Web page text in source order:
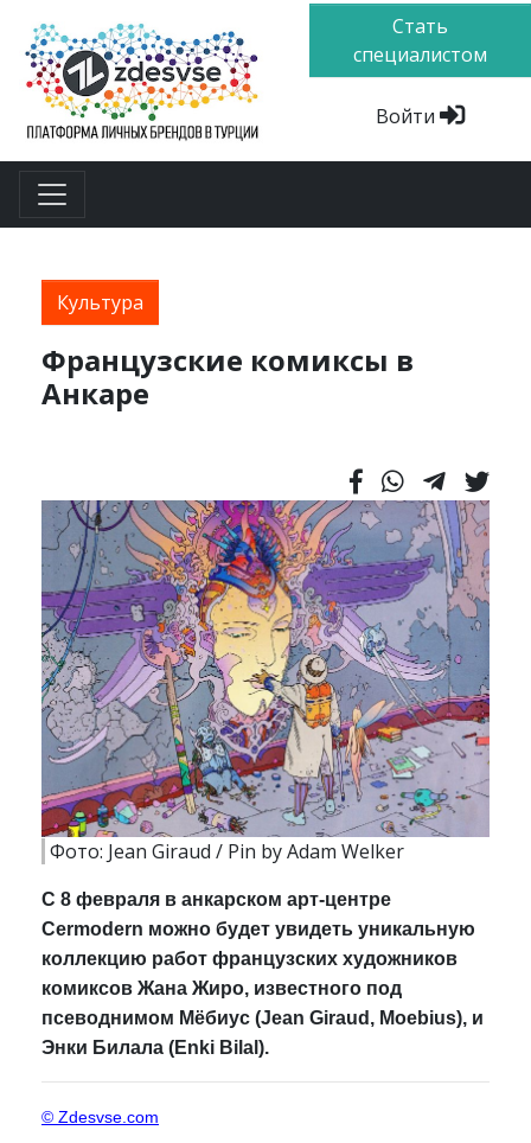
Стать
специалистом
Войти
Культура
Французские комиксы в
Анкаре
Фото: Jean Giraud / Pin by Adam Welker
С 8 февраля в анкарском арт-центре
Cermodern можно будет увидеть уникальную
коллекцию работ французских художников
комиксов Жана Жиро, известного под
псеводнимом Мёбиус (Jean Giraud, Moebius), и
Энки Билала (Enki Bilal).
© Zdesvse.com